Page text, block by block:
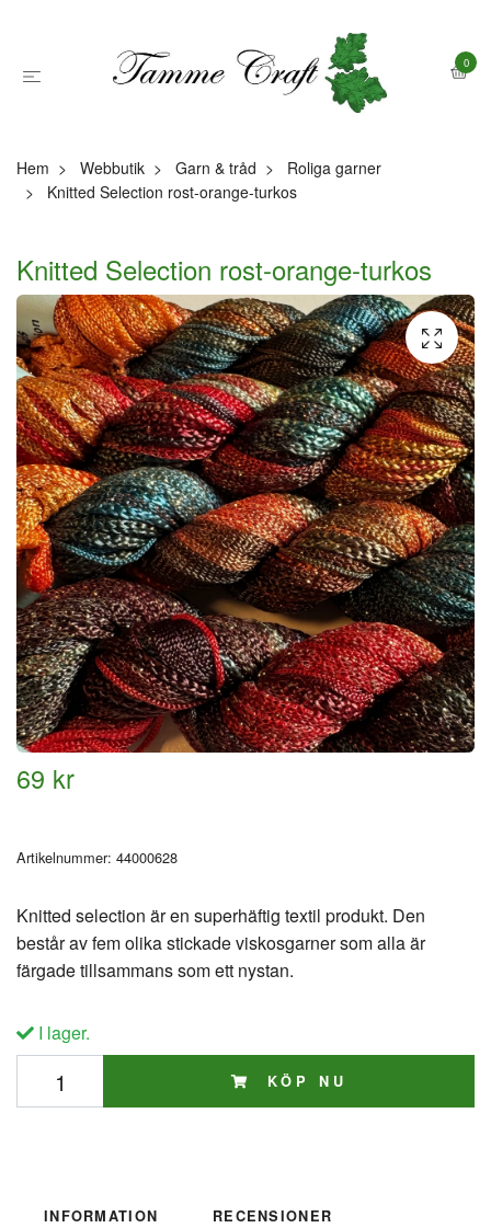
0
Hem Webbutik Garn & tråd
Roliga garner
Knitted Selection rost-orange-turkos
Knitted Selection rost-orange-turkos
69 kr
Artikelnummer: 44000628
Knitted selection är en superhäftig textil produkt. Den
består av fem olika stickade viskosgarner som alla är
färgade tillsammans som ett nystan.
I lager.
KÖP NU
INFORMATION RECENSIONER